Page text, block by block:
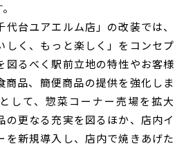
台ユアエルム店」の改装では、
しく、もっと楽しく」をコンセプ
図るべく駅前立地の特性やお客様
商品、簡便商品の提供を強化しま
して、惣菜コーナー売場を拡大
の更なる充実を図るほか、店内イ
を新規導入し、店内で焼きあげた